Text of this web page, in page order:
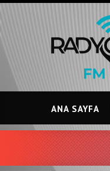
Skip
to
content
ANA SAYFA